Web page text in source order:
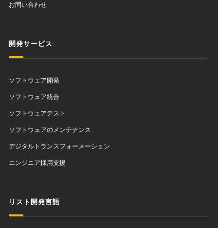
お問い合わせ
開発サービス
ソフトウェア開発
ソフトウェア統合
ソフトウェアテスト
ソフトウェアのメンテナンス
デジタルトランスフォーメーション
エンジニア採用支援
リスト開発言語